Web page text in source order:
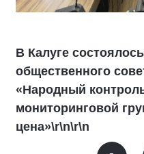
В Калуге
общественного
«Народный
мониторинговой
цена»\r\n\r\n